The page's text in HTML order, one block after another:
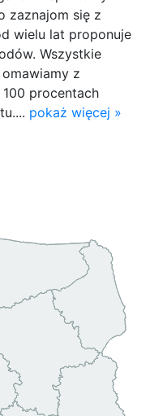
zaznajom się z
wielu lat proponuje
Wszystkie
z
procentach
pokaż więcej »